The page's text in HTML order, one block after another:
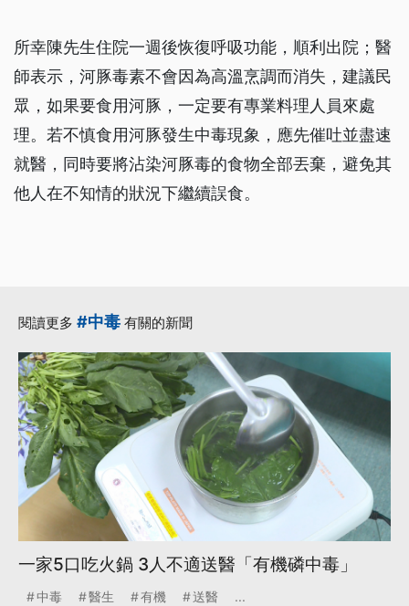
所幸陳先生住院一週後恢復呼吸功能，順利出院；醫
師表示，河豚毒素不會因為高溫烹調而消失，建議民
眾，如果要食用河豚，一定要有專業料理人員來處
理。若不慎食用河豚發生中毒現象，應先催吐並盡速
就醫，同時要將沾染河豚毒的食物全部丟棄，避免其
他人在不知情的狀況下繼續誤食。
閱讀更多 #中毒 有關的新聞
一家5口吃火鍋 3人不適送醫「有機磷中毒」
中毒 醫生 有機 送醫 ...